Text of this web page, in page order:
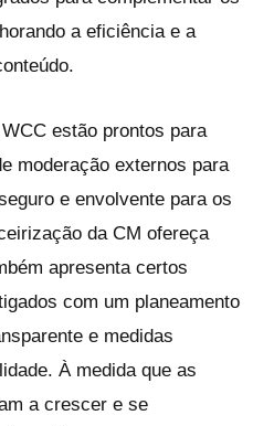
a eficiência e a
estão prontos para
moderação externos para
e envolvente para os
da CM ofereça
apresenta certos
com um planeamento
e medidas
À medida que as
a crescer e se